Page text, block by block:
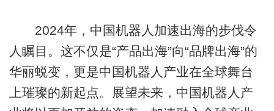
2024年，中国机器人加速出海的步伐令
人瞩目。这不仅是“产品出海”向“品牌出海”的
华丽蜕变，更是中国机器人产业在全球舞台
上璀璨的新起点。展望未来，中国机器人产